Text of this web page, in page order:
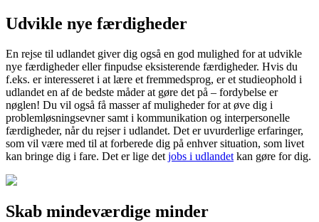
Udvikle nye færdigheder
En rejse til udlandet giver dig også en god mulighed for at udvikle
nye færdigheder eller finpudse eksisterende færdigheder. Hvis du
f.eks. er interesseret i at lære et fremmedsprog, er et studieophold i
udlandet en af de bedste måder at gøre det på – fordybelse er
nøglen! Du vil også få masser af muligheder for at øve dig i
problemløsningsevner samt i kommunikation og interpersonelle
færdigheder, når du rejser i udlandet. Det er uvurderlige erfaringer,
som vil være med til at forberede dig på enhver situation, som livet
kan bringe dig i fare. Det er lige det jobs i udlandet kan gøre for dig.
Skab mindeværdige minder